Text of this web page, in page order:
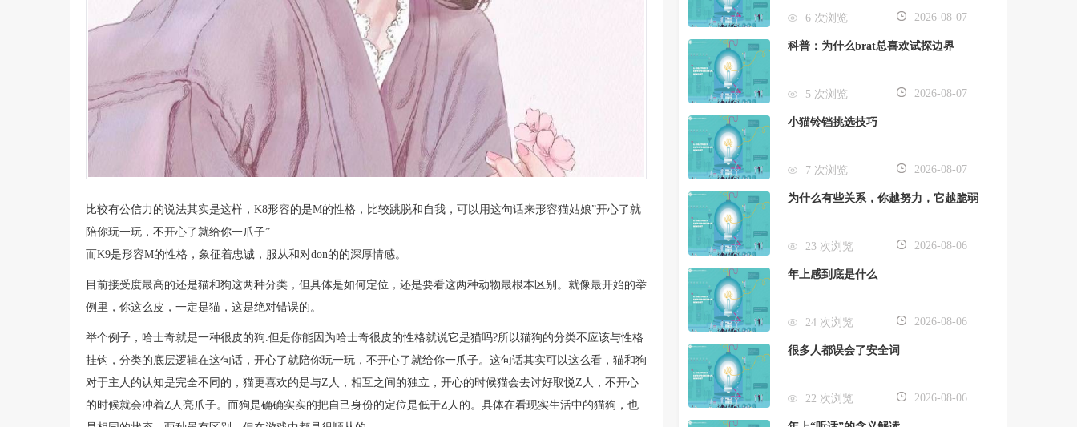
比较有公信力的说法其实是这样，K8形容的是M的性格，比较跳脱和自我，可以用这句话来形容猫姑娘”开心了就
陪你玩一玩，不开心了就给你一爪子”
而K9是形容M的性格，象征着忠诚，服从和对don的的深厚情感。
目前接受度最高的还是猫和狗这两种分类，但具体是如何定位，还是要看这两种动物最根本区别。就像最开始的举
例里，你这么皮，一定是猫，这是绝对错误的。
举个例子，哈士奇就是一种很皮的狗.但是你能因为哈士奇很皮的性格就说它是猫吗?所以猫狗的分类不应该与性格
挂钩，分类的底层逻辑在这句话，开心了就陪你玩一玩，不开心了就给你一爪子。这句话其实可以这么看，猫和狗
对于主人的认知是完全不同的，猫更喜欢的是与Z人，相互之间的独立，开心的时候猫会去讨好取悦Z人，不开心
的时候就会冲着Z人亮爪子。而狗是确确实实的把自己身份的定位是低于Z人的。具体在看现实生活中的猫狗，也
6 次浏览 2026-08-07
科普：为什么brat总喜欢试探边界
5 次浏览 2026-08-07
小猫铃铛挑选技巧
7 次浏览 2026-08-07
为什么有些关系，你越努力，它越脆弱
23 次浏览 2026-08-06
年上感到底是什么
24 次浏览 2026-08-06
很多人都误会了安全词
22 次浏览 2026-08-06